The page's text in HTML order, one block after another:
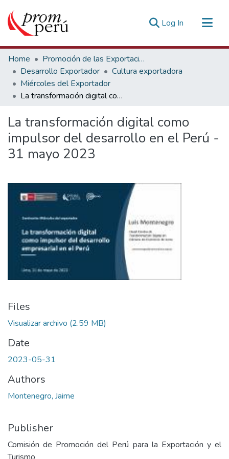
Log In (current)
Communities & Collections
All of DSpace
Statistics
Estadísticas Externas
Home
Promoción de las Exportaciones
Desarrollo Exportador
Cultura exportadora
Miércoles del Exportador
La transformación digital como impulsor del desarrollo en el Perú - 31 mayo 2023
La transformación digital como
impulsor del desarrollo en el Perú -
31 mayo 2023
Files
Visualizar archivo (2.59 MB)
Date
2023-05-31
Authors
Montenegro, Jaime
Publisher
Comisión de Promoción del Perú para la Exportación y el